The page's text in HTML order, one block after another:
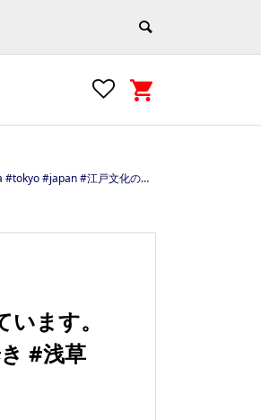
culture-experience/96969
ます。
#浅草